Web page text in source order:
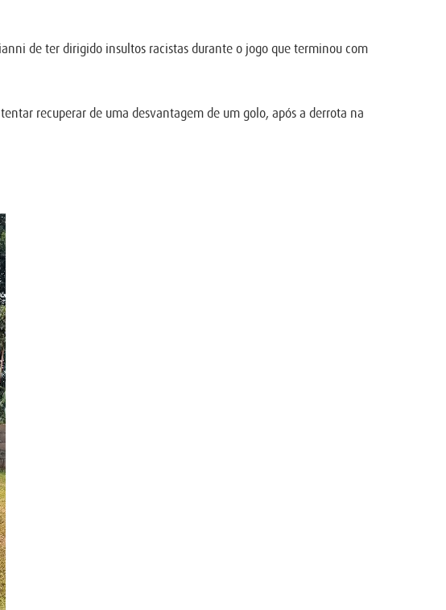
de ter dirigido insultos racistas durante o jogo que terminou com
recuperar de uma desvantagem de um golo, após a derrota na